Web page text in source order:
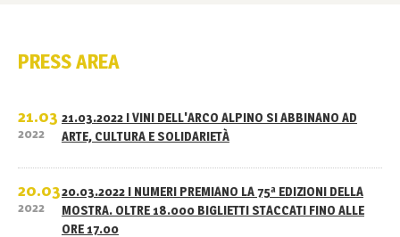
PRESS AREA
21.03
2022
21.03.2022 I VINI DELL'ARCO ALPINO SI ABBINANO AD
ARTE, CULTURA E SOLIDARIETÀ
20.03
2022
20.03.2022 I NUMERI PREMIANO LA 75ª EDIZIONI DELLA
MOSTRA. OLTRE 18.000 BIGLIETTI STACCATI FINO ALLE
ORE 17.00